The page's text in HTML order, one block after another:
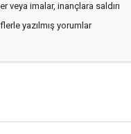
veya imalar, inançlara saldırı
yazılmış yorumlar